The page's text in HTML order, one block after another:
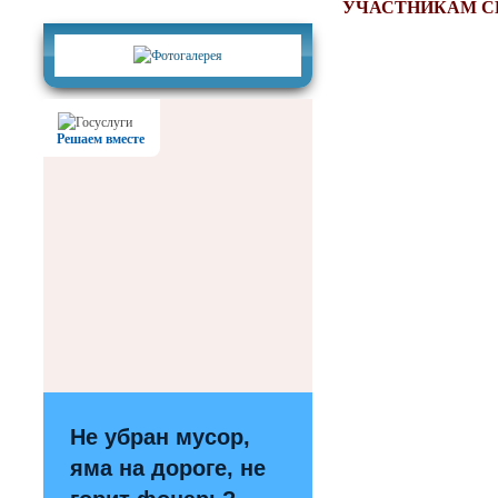
Решаем вместе
Не убран мусор,
яма на дороге, не
УЧАСТНИКАМ